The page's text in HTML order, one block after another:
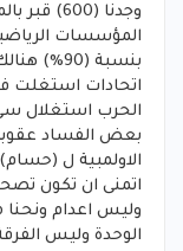
وجدنا (600)
المؤسسات
بنسبة (90%)
اتحادات استغلت
الحرب استغلال
بعض الفساد
الاولمبية ل
اتمنى ان تكون
وليس اعدام ونحنا
الوحدة وليس